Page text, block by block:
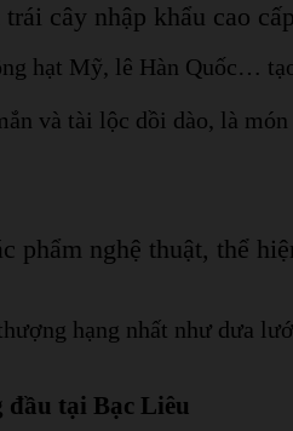
cây nhập khẩu cao
hạt Mỹ, lê Hàn Quốc…
và tài lộc dồi dào, là món
nghệ thuật, thể
hạng nhất như dưa
tại Bạc Liêu